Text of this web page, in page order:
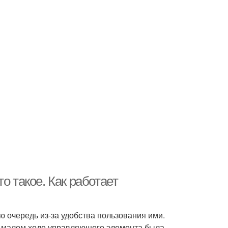
такое. Как работает
из-за удобства пользования ими.